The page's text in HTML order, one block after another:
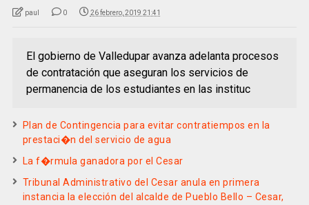
paul 0 26 febrero, 2019 21:41
El gobierno de Valledupar avanza adelanta procesos
de contratación que aseguran los servicios de
permanencia de los estudiantes en las instituc
Plan de Contingencia para evitar contratiempos en la
prestaci�n del servicio de agua
La f�rmula ganadora por el Cesar
Tribunal Administrativo del Cesar anula en primera
instancia la elección del alcalde de Pueblo Bello – Cesar,